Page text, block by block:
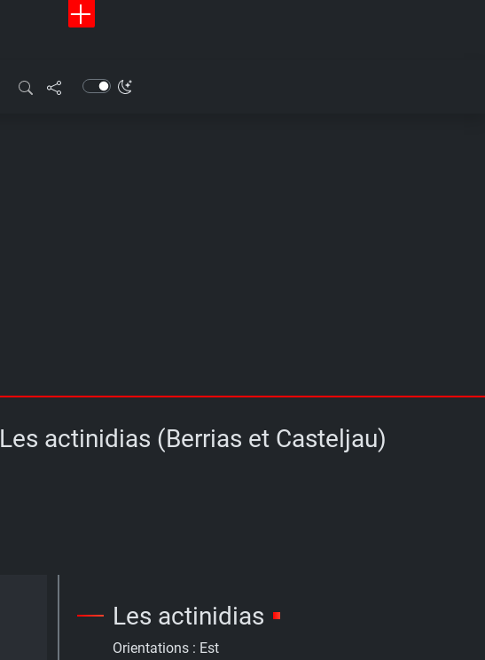
Les actinidias (Berrias et Casteljau)
Les actinidias
Orientations : Est